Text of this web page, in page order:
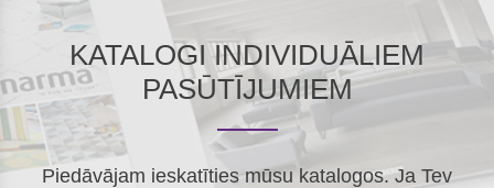
KATALOGI INDIVIDUĀLIEM
PASŪTĪJUMIEM
Piedāvājam ieskatīties mūsu katalogos. Ja Tev